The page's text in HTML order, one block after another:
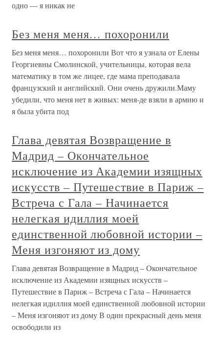
одно — я никак не
Без меня меня… похоронили
Без меня меня… похоронили Вот что я узнала от Елены
Георгиевны Смолинской, учительницы, которая вела
математику в том же лицее, где мама преподавала
французский и английский. Они очень дружили.Маму
убедили, что меня нет в живых: меня-де взяли в армию и
я была убита под
Глава девятая Возвращение в
Мадрид – Окончательное
исключение из Академии изящных
искусств – Путешествие в Париж –
Встреча с Гала – Начинается
нелегкая идиллия моей
единственной любовной истории –
Меня изгоняют из дому
Глава девятая Возвращение в Мадрид – Окончательное
исключение из Академии изящных искусств –
Путешествие в Париж – Встреча с Гала – Начинается
нелегкая идиллия моей единственной любовной истории
– Меня изгоняют из дому В один прекрасный день меня
освободили из